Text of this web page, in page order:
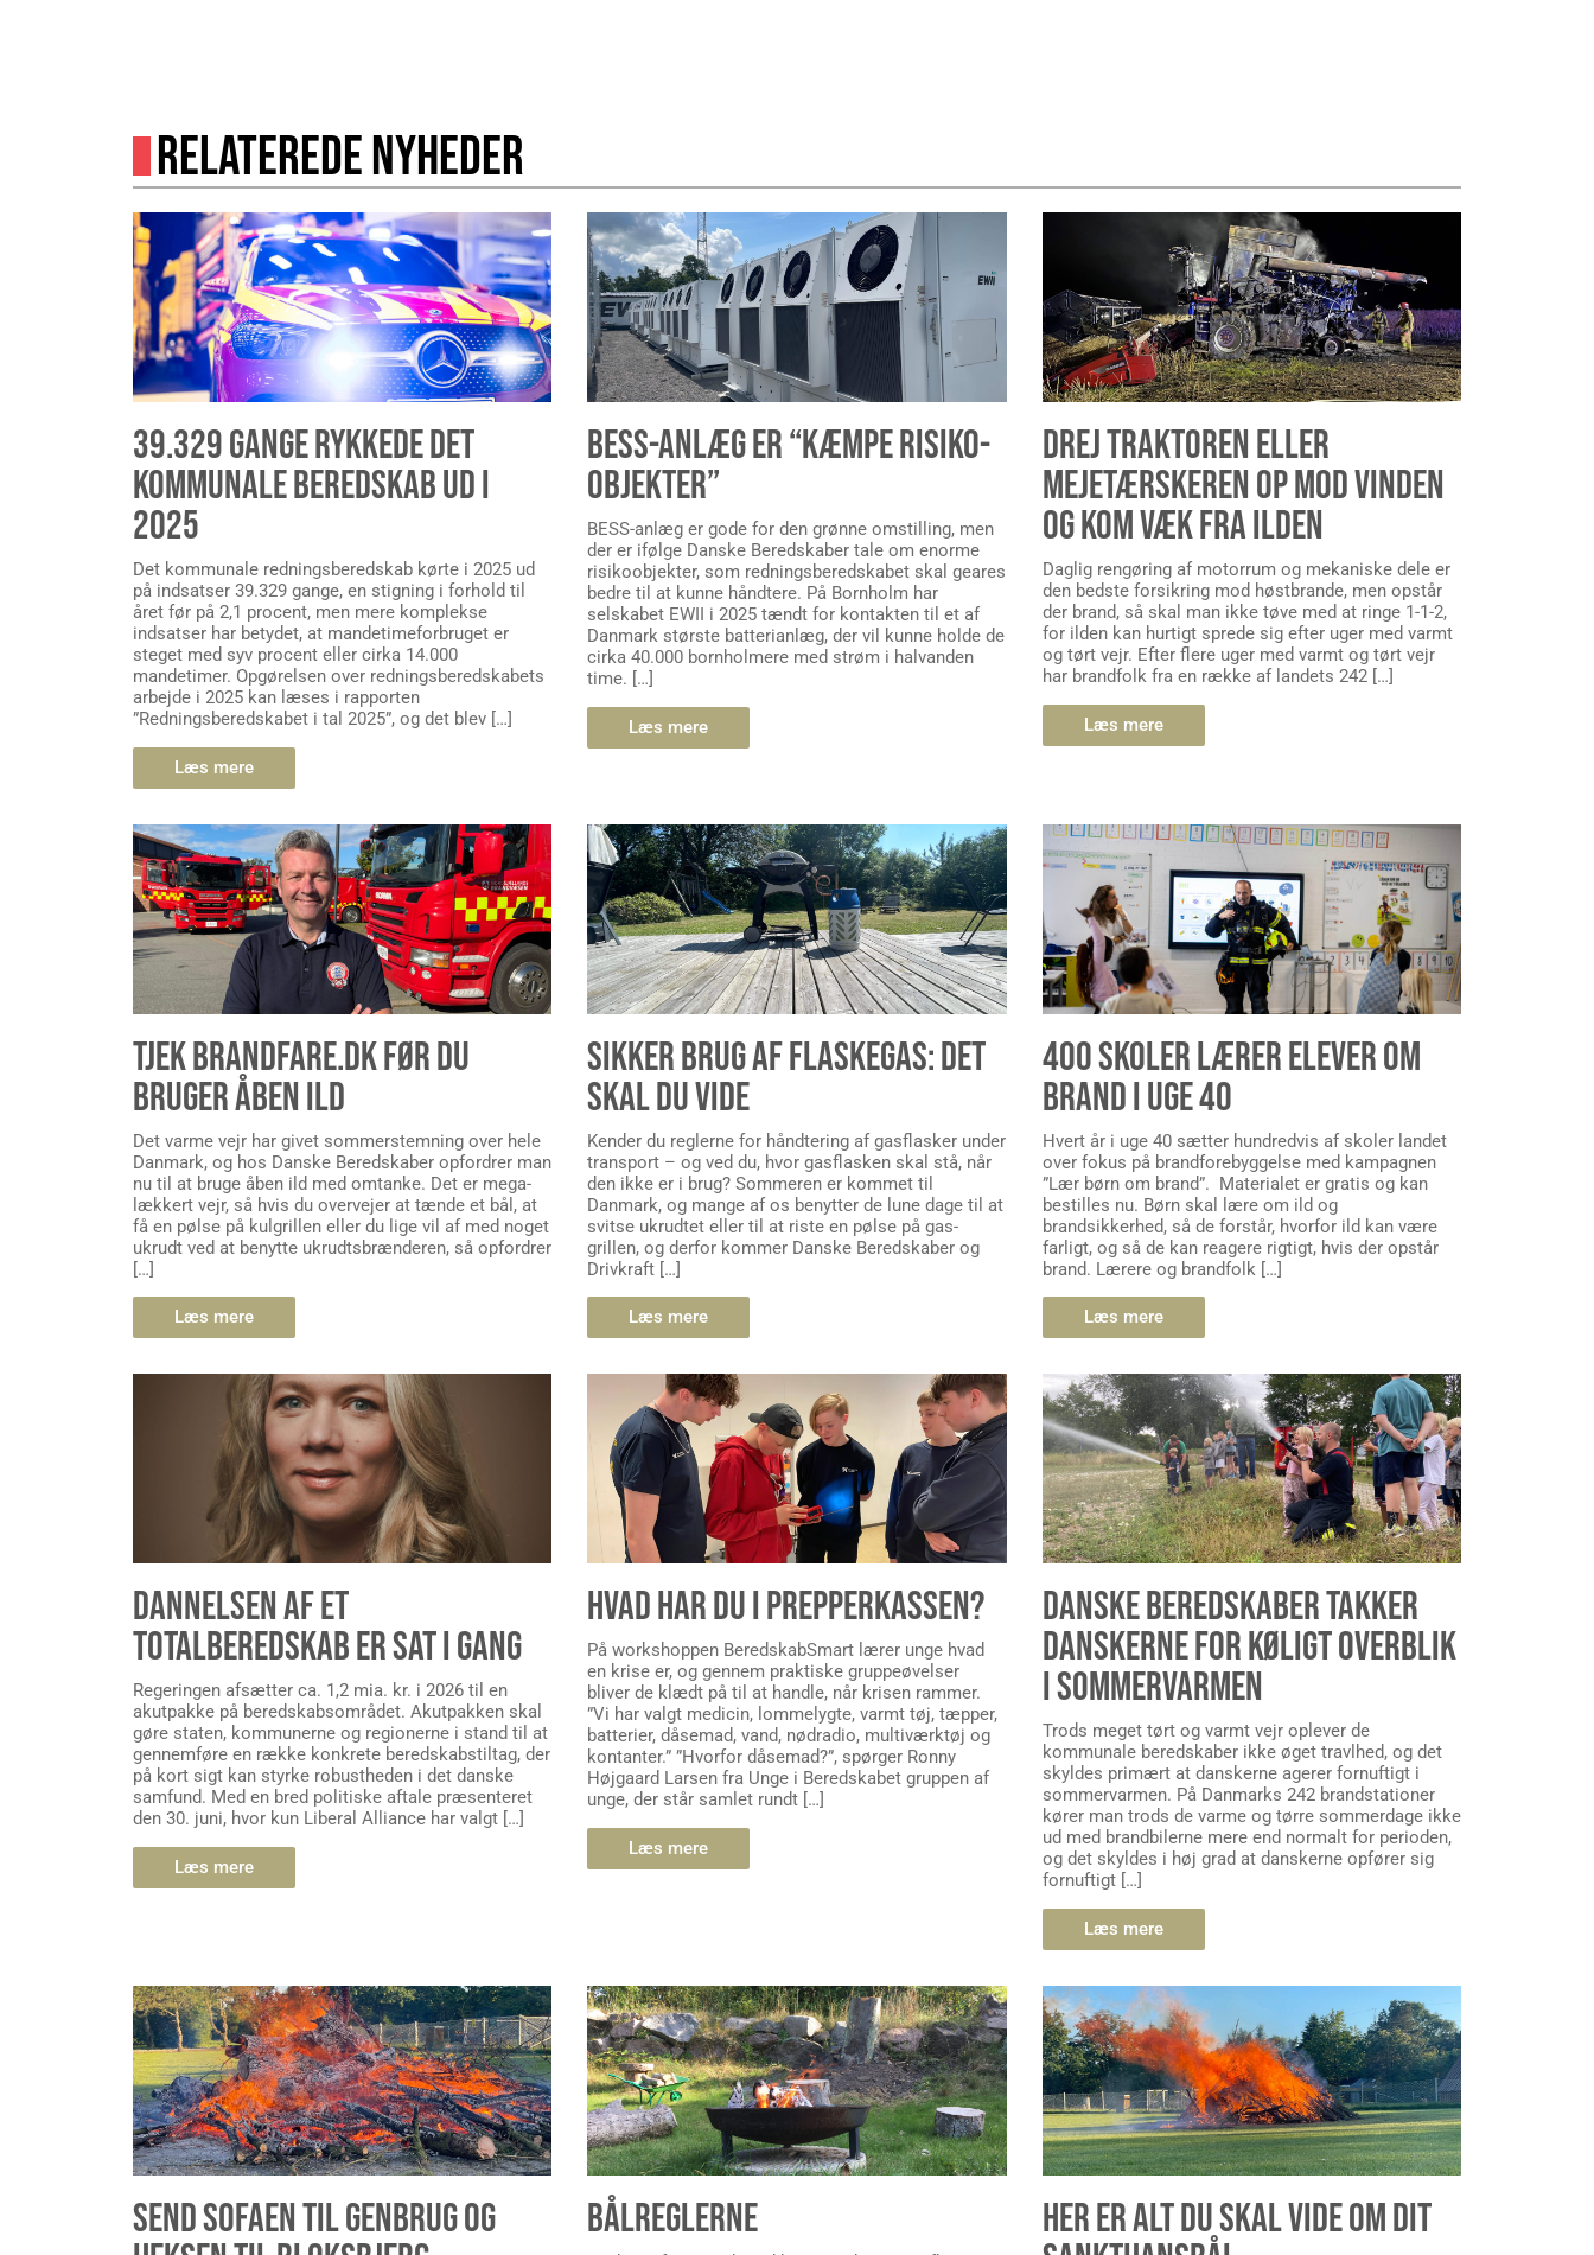
RELATEREDE NYHEDER
39.329 GANGE RYKKEDE DET
KOMMUNALE BEREDSKAB UD I
2025
Det kommunale redningsberedskab kørte i 2025 ud
på indsatser 39.329 gange, en stigning i forhold til
året før på 2,1 procent, men mere komplekse
indsatser har betydet, at mandetimeforbruget er
steget med syv procent eller cirka 14.000
mandetimer. Opgørelsen over redningsberedskabets
arbejde i 2025 kan læses i rapporten
”Redningsberedskabet i tal 2025”, og det blev […]
Læs mere
BESS-ANLÆG ER “KÆMPE RISIKO-
OBJEKTER”
BESS-anlæg er gode for den grønne omstilling, men
der er ifølge Danske Beredskaber tale om enorme
risikoobjekter, som redningsberedskabet skal geares
bedre til at kunne håndtere. På Bornholm har
selskabet EWII i 2025 tændt for kontakten til et af
Danmark største batterianlæg, der vil kunne holde de
cirka 40.000 bornholmere med strøm i halvanden
time. […]
Læs mere
DREJ TRAKTOREN ELLER
MEJETÆRSKEREN OP MOD VINDEN
OG KOM VÆK FRA ILDEN
Daglig rengøring af motorrum og mekaniske dele er
den bedste forsikring mod høstbrande, men opstår
der brand, så skal man ikke tøve med at ringe 1-1-2,
for ilden kan hurtigt sprede sig efter uger med varmt
og tørt vejr. Efter flere uger med varmt og tørt vejr
har brandfolk fra en række af landets 242 […]
Læs mere
TJEK BRANDFARE.DK FØR DU
BRUGER ÅBEN ILD
Det varme vejr har givet sommerstemning over hele
Danmark, og hos Danske Beredskaber opfordrer man
nu til at bruge åben ild med omtanke. Det er mega-
lækkert vejr, så hvis du overvejer at tænde et bål, at
få en pølse på kulgrillen eller du lige vil af med noget
ukrudt ved at benytte ukrudtsbrænderen, så opfordrer
[…]
Læs mere
SIKKER BRUG AF FLASKEGAS: DET
SKAL DU VIDE
Kender du reglerne for håndtering af gasflasker under
transport – og ved du, hvor gasflasken skal stå, når
den ikke er i brug? Sommeren er kommet til
Danmark, og mange af os benytter de lune dage til at
svitse ukrudtet eller til at riste en pølse på gas-
grillen, og derfor kommer Danske Beredskaber og
Drivkraft […]
Læs mere
400 SKOLER LÆRER ELEVER OM
BRAND I UGE 40
Hvert år i uge 40 sætter hundredvis af skoler landet
over fokus på brandforebyggelse med kampagnen
”Lær børn om brand”. Materialet er gratis og kan
bestilles nu. Børn skal lære om ild og
brandsikkerhed, så de forstår, hvorfor ild kan være
farligt, og så de kan reagere rigtigt, hvis der opstår
brand. Lærere og brandfolk […]
Læs mere
DANNELSEN AF ET
TOTALBEREDSKAB ER SAT I GANG
Regeringen afsætter ca. 1,2 mia. kr. i 2026 til en
akutpakke på beredskabsområdet. Akutpakken skal
gøre staten, kommunerne og regionerne i stand til at
gennemføre en række konkrete beredskabstiltag, der
på kort sigt kan styrke robustheden i det danske
samfund. Med en bred politiske aftale præsenteret
den 30. juni, hvor kun Liberal Alliance har valgt […]
Læs mere
HVAD HAR DU I PREPPERKASSEN?
På workshoppen BeredskabSmart lærer unge hvad
en krise er, og gennem praktiske gruppeøvelser
bliver de klædt på til at handle, når krisen rammer.
”Vi har valgt medicin, lommelygte, varmt tøj, tæpper,
batterier, dåsemad, vand, nødradio, multiværktøj og
kontanter.” ”Hvorfor dåsemad?”, spørger Ronny
Højgaard Larsen fra Unge i Beredskabet gruppen af
unge, der står samlet rundt […]
Læs mere
DANSKE BEREDSKABER TAKKER
DANSKERNE FOR KØLIGT OVERBLIK
I SOMMERVARMEN
Trods meget tørt og varmt vejr oplever de
kommunale beredskaber ikke øget travlhed, og det
skyldes primært at danskerne agerer fornuftigt i
sommervarmen. På Danmarks 242 brandstationer
kører man trods de varme og tørre sommerdage ikke
ud med brandbilerne mere end normalt for perioden,
og det skyldes i høj grad at danskerne opfører sig
fornuftigt […]
Læs mere
SEND SOFAEN TIL GENBRUG OG
BÅLREGLERNE
HER ER ALT DU SKAL VIDE OM DIT